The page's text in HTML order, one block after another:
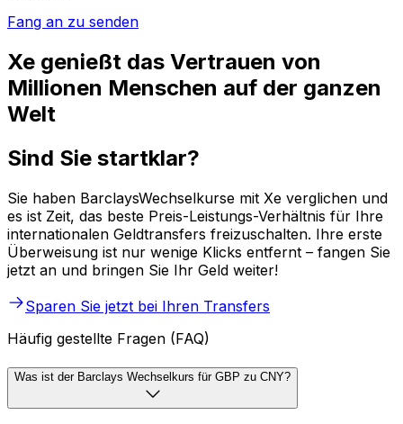
Fang an zu senden
Xe genießt das Vertrauen von
Millionen Menschen auf der ganzen
Welt
Sind Sie startklar?
Sie haben BarclaysWechselkurse mit Xe verglichen und
es ist Zeit, das beste Preis-Leistungs-Verhältnis für Ihre
internationalen Geldtransfers freizuschalten. Ihre erste
Überweisung ist nur wenige Klicks entfernt – fangen Sie
jetzt an und bringen Sie Ihr Geld weiter!
Sparen Sie jetzt bei Ihren Transfers
Häufig gestellte Fragen (FAQ)
Was ist der Barclays Wechselkurs für GBP zu CNY?